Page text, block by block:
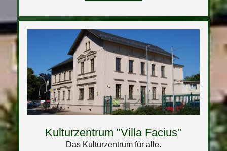
Kulturzentrum "Villa Facius"
Das Kulturzentrum für alle.